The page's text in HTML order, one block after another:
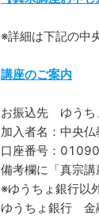
※詳細は下記の中
講座のご案内
お振込先 ゆうち
加入者名：中央
口座番号：
備考欄に「真宗講
※ゆうちょ銀行以
ゆうちょ銀行 金